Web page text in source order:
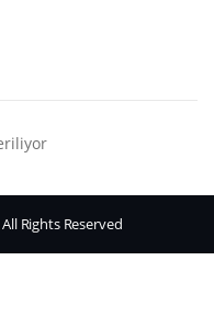
Rights Reserved